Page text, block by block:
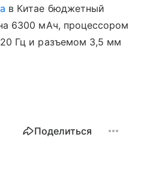
в Китае бюджетный
6300 мАч, процессором
Гц и разъемом 3,5 мм
Поделиться